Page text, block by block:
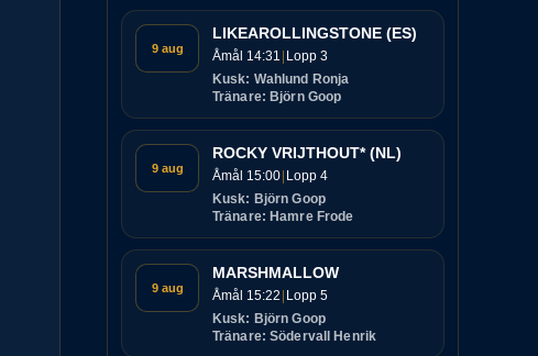
9 aug
LIKEAROLLINGSTONE (ES)
Åmål 14:31 Lopp 3
Kusk: Wahlund Ronja
Tränare: Björn Goop
9 aug
ROCKY VRIJTHOUT* (NL)
Åmål 15:00 Lopp 4
Kusk: Björn Goop
Tränare: Hamre Frode
9 aug
MARSHMALLOW
Åmål 15:22 Lopp 5
Kusk: Björn Goop
Tränare: Södervall Henrik